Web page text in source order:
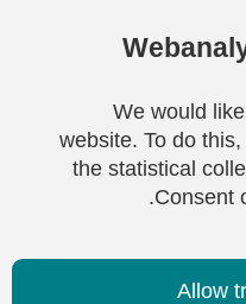
We would
website. To do
the statistical
Consent
Allow